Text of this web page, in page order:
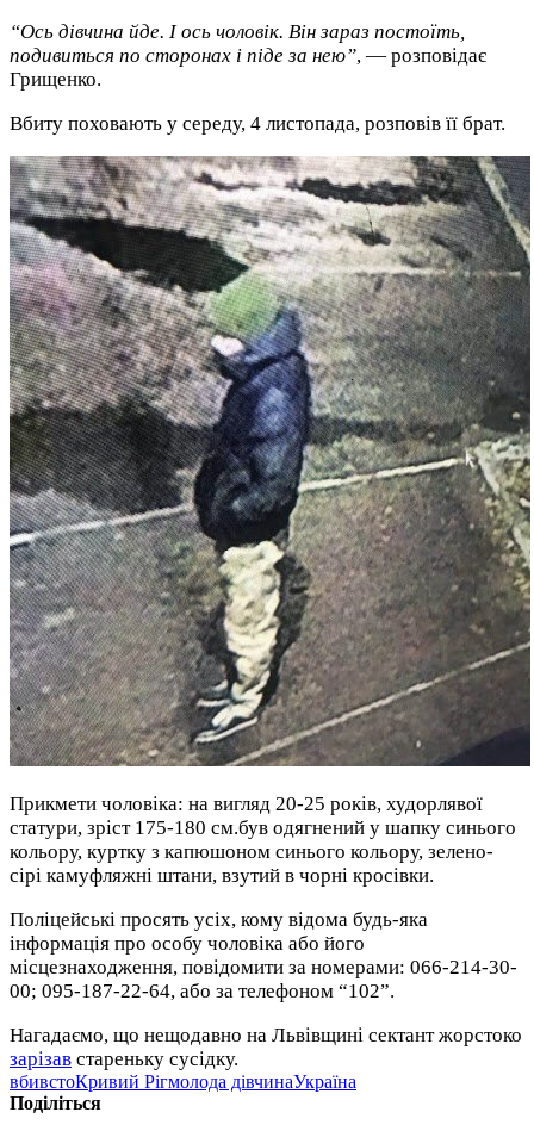
“Ось дівчина йде. І ось чоловік. Він зараз постоїть,
подивиться по сторонах і піде за нею”, — розповідає
Грищенко.
Вбиту поховають у середу, 4 листопада, розповів її брат.
Прикмети чоловіка: на вигляд 20-25 років, худорлявої
статури, зріст 175-180 см.був одягнений у шапку синього
кольору, куртку з капюшоном синього кольору, зелено-
сірі камуфляжні штани, взутий в чорні кросівки.
Поліцейські просять усіх, кому відома будь-яка
інформація про особу чоловіка або його
місцезнаходження, повідомити за номерами: 066-214-30-
00; 095-187-22-64, або за телефоном “102”.
Нагадаємо, що нещодавно на Львівщині сектант жорстоко
зарізав стареньку сусідку.
вбивстоКривий Рігмолода дівчинаУкраїна
Поділіться